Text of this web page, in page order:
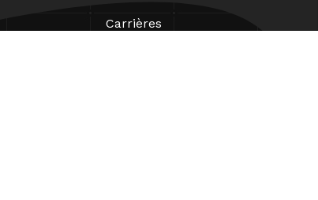
Carrières